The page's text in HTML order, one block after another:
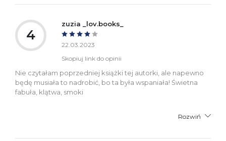
4
zuzia _lov.books_
22.03.2023
Skopiuj link do opinii
Nie czytałam poprzedniej książki tej autorki, ale napewno
będę musiała to nadrobić, bo ta była wspaniała! Świetna
fabuła, klątwa, smoki
Rozwiń